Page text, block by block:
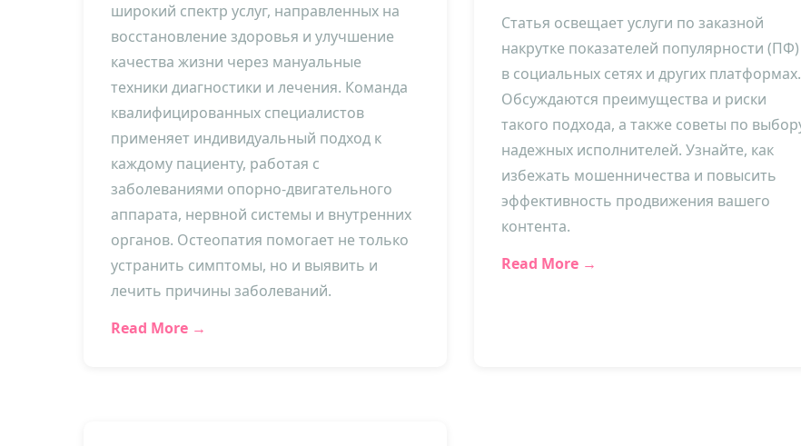
широкий спектр услуг, направленных на
восстановление здоровья и улучшение
качества жизни через мануальные
техники диагностики и лечения. Команда
квалифицированных специалистов
применяет индивидуальный подход к
каждому пациенту, работая с
заболеваниями опорно-двигательного
аппарата, нервной системы и внутренних
органов. Остеопатия помогает не только
устранить симптомы, но и выявить и
лечить причины заболеваний.
Read More →
Статья освещает услуги по заказной
накрутке показателей популярности (ПФ)
в социальных сетях и других платформах.
Обсуждаются преимущества и риски
такого подхода, а также советы по
надежных исполнителей. Узнайте, как
избежать мошенничества и повысить
эффективность продвижения вашего
контента.
Read More →